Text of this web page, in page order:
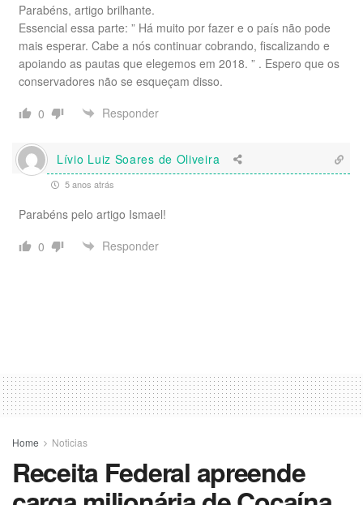
Parabéns, artigo brilhante.
Essencial essa parte: ” Há muito por fazer e o país não pode
mais esperar. Cabe a nós continuar cobrando, fiscalizando e
apoiando as pautas que elegemos em 2018. ” . Espero que os
conservadores não se esqueçam disso.
0
Responder
Lívio Luiz Soares de Oliveira
5 anos atrás
Parabéns pelo artigo Ismael!
0
Responder
Home Noticias
Receita Federal apreende